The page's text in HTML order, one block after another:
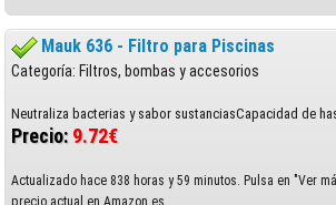
Mauk 636 - Filtro para Piscinas
Categoría: Filtros, bombas y accesorios
Neutraliza bacterias y sabor sustanciasCapacidad de
Precio: 9.72€
Actualizado hace 838 horas y 59 minutos. Pulsa en "Ver
precio actual en Amazon.es